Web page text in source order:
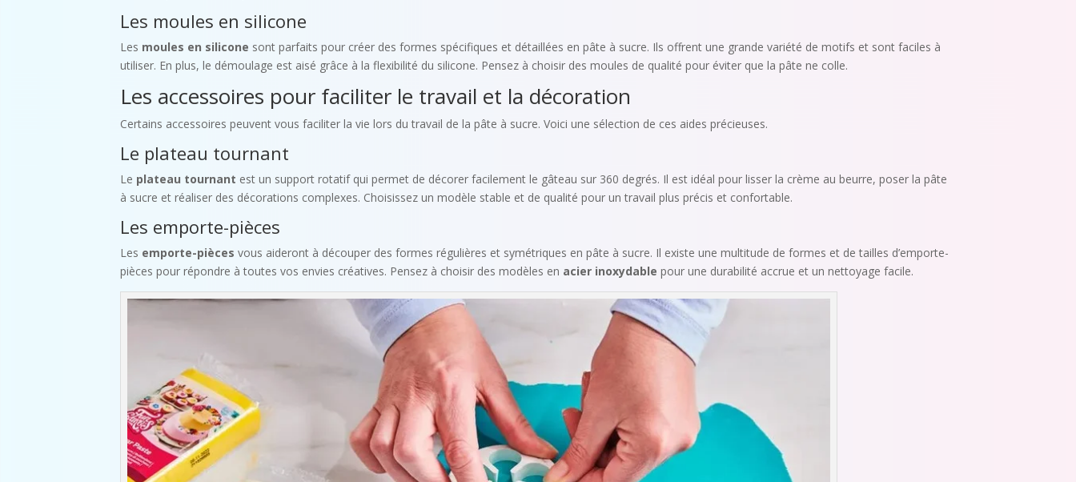
Les moules en silicone
Les moules en silicone sont parfaits pour créer des formes spécifiques et détaillées en pâte à sucre. Ils offrent une grande variété de motifs et sont faciles à
utiliser. En plus, le démoulage est aisé grâce à la flexibilité du silicone. Pensez à choisir des moules de qualité pour éviter que la pâte ne colle.
Les accessoires pour faciliter le travail et la décoration
Certains accessoires peuvent vous faciliter la vie lors du travail de la pâte à sucre. Voici une sélection de ces aides précieuses.
Le plateau tournant
Le plateau tournant est un support rotatif qui permet de décorer facilement le gâteau sur 360 degrés. Il est idéal pour lisser la crème au beurre, poser la pâte
à sucre et réaliser des décorations complexes. Choisissez un modèle stable et de qualité pour un travail plus précis et confortable.
Les emporte-pièces
Les emporte-pièces vous aideront à découper des formes régulières et symétriques en pâte à sucre. Il existe une multitude de formes et de tailles d’emporte-
pièces pour répondre à toutes vos envies créatives. Pensez à choisir des modèles en acier inoxydable pour une durabilité accrue et un nettoyage facile.